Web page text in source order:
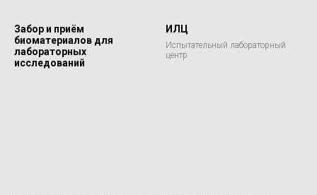
Забор и приём
биоматериалов для
лабораторных
исследований
ИЛЦ
Испытательный лабораторный
центр